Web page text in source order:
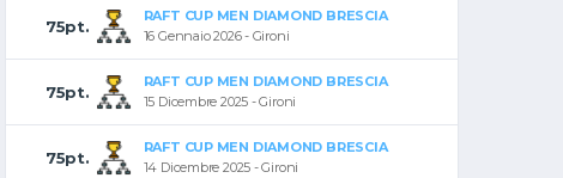
75pt.
RAFT CUP MEN DIAMOND BRESCIA
16 Gennaio 2026 - Gironi
75pt.
RAFT CUP MEN DIAMOND BRESCIA
15 Dicembre 2025 - Gironi
75pt.
RAFT CUP MEN DIAMOND BRESCIA
14 Dicembre 2025 - Gironi